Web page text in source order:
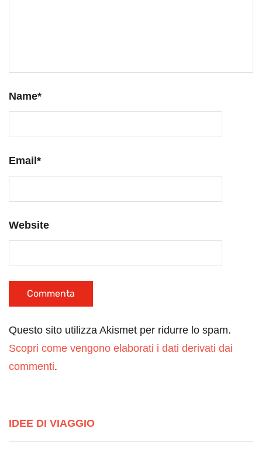
Name*
Email*
Website
Questo sito utilizza Akismet per ridurre lo spam.
Scopri come vengono elaborati i dati derivati dai
commenti.
IDEE DI VIAGGIO